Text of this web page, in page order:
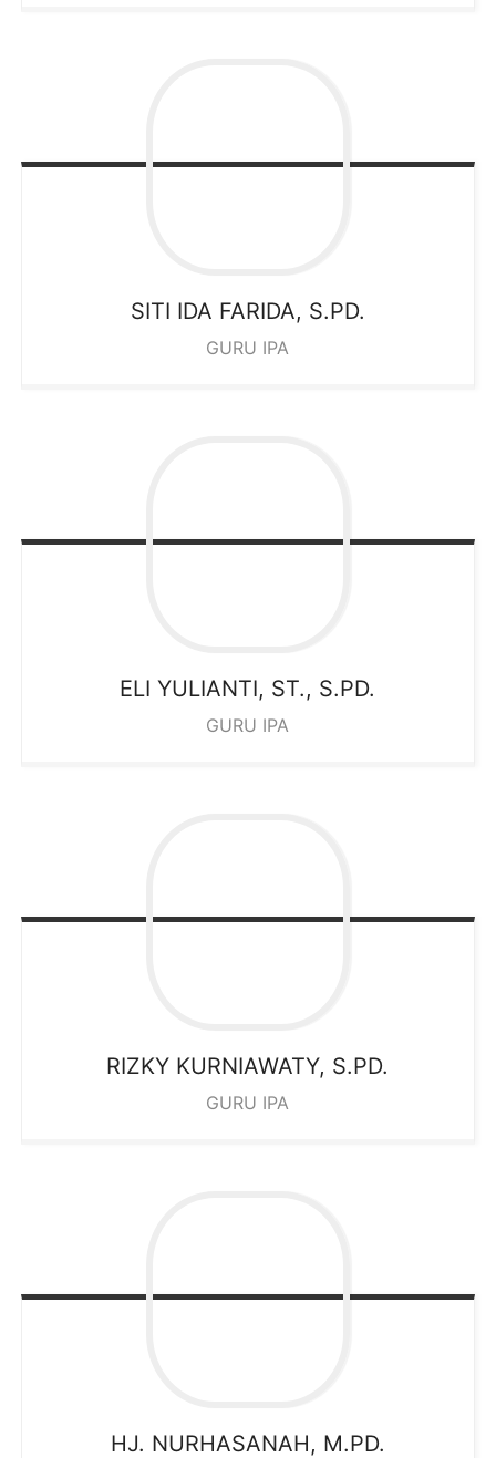
SITI IDA FARIDA, S.PD.
GURU IPA
ELI YULIANTI, ST., S.PD.
GURU IPA
RIZKY KURNIAWATY, S.PD.
GURU IPA
HJ. NURHASANAH, M.PD.